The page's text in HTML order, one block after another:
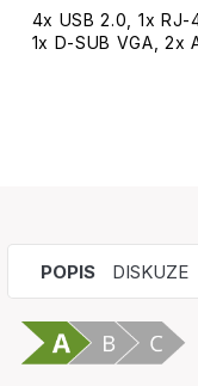
4x USB 2.0, 1x RJ-
1x D-SUB VGA, 2x
POPIS DISKUZE